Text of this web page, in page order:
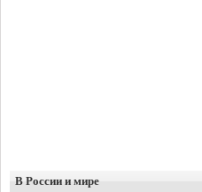
В России и мире